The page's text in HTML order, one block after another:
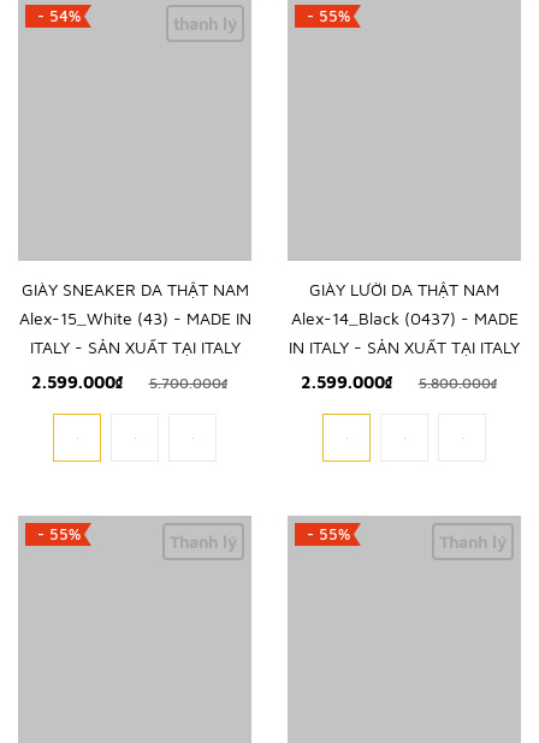
- 54% thanh lý
GIÀY SNEAKER DA THẬT NAM
Alex-15_White (43) - MADE IN
ITALY - SẢN XUẤT TẠI ITALY
2.599.000₫
5.700.000₫
- 55%
GIÀY LƯỜI DA THẬT NAM
Alex-14_Black (0437) - MADE
IN ITALY - SẢN XUẤT TẠI ITALY
2.599.000₫
5.800.000₫
- 55% Thanh lý - 55% Thanh lý